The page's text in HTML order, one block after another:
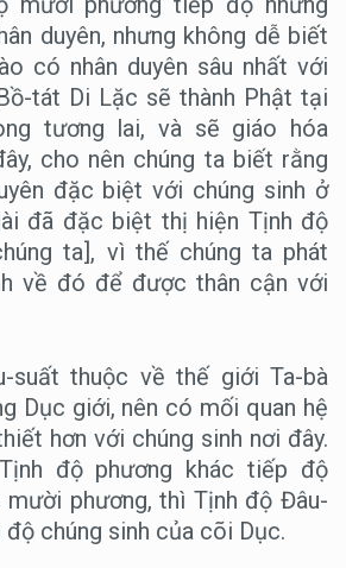
duyên, nhưng không dễ biết
có nhân duyên sâu nhất với
tát Di Lặc sẽ thành Phật tại
tương lai, và sẽ giáo hóa
cho nên chúng ta biết rằng
đặc biệt với chúng sinh ở
đã đặc biệt thị hiện Tịnh độ
ta], vì thế chúng ta phát
về đó để được thân cận với
suất thuộc về thế giới Ta-bà
Dục giới, nên có mối quan hệ
hơn với chúng sinh nơi đây.
độ phương khác tiếp độ
mười phương, thì Tịnh độ Đâu-
chúng sinh của cõi Dục.